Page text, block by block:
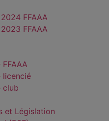
FFAAA
FFAAA
licencié
club
et Législation